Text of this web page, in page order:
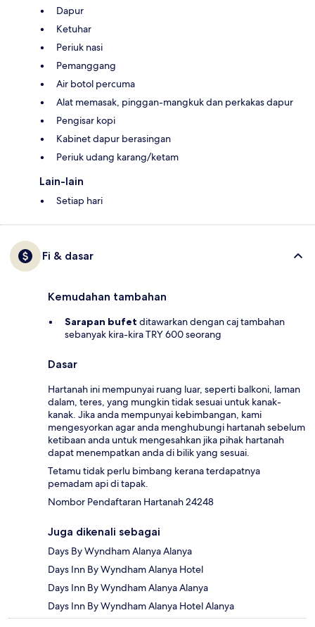
Dapur
Ketuhar
Periuk nasi
Pemanggang
Air botol percuma
Alat memasak, pinggan-mangkuk dan perkakas dapur
Pengisar kopi
Kabinet dapur berasingan
Periuk udang karang/ketam
Lain-lain
Setiap hari
Fi & dasar
Kemudahan tambahan
Sarapan bufet ditawarkan dengan caj tambahan
sebanyak kira-kira TRY 600 seorang
Dasar
Hartanah ini mempunyai ruang luar, seperti balkoni, laman
dalam, teres, yang mungkin tidak sesuai untuk kanak-
kanak. Jika anda mempunyai kebimbangan, kami
mengesyorkan agar anda menghubungi hartanah sebelum
ketibaan anda untuk mengesahkan jika pihak hartanah
dapat menempatkan anda di bilik yang sesuai.
Tetamu tidak perlu bimbang kerana terdapatnya
pemadam api di tapak.
Nombor Pendaftaran Hartanah 24248
Juga dikenali sebagai
Days By Wyndham Alanya Alanya
Days Inn By Wyndham Alanya Hotel
Days Inn By Wyndham Alanya Alanya
Days Inn By Wyndham Alanya Hotel Alanya